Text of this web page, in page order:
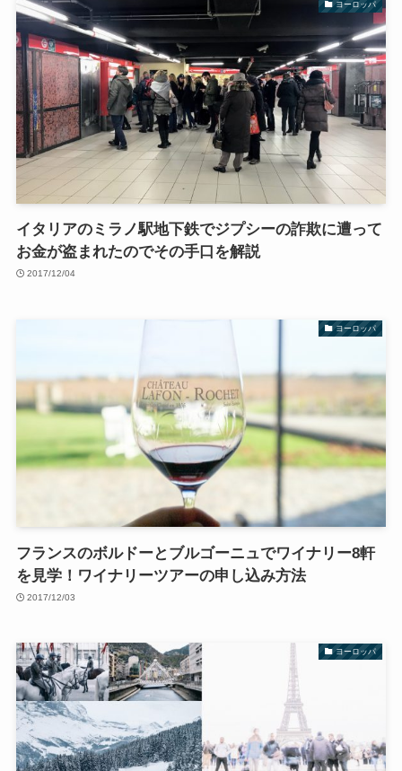
ヨーロッパ
イタリアのミラノ駅地下鉄でジプシーの詐欺に遭って
お金が盗まれたのでその手口を解説
2017/12/04
ヨーロッパ
フランスのボルドーとブルゴーニュでワイナリー8軒
を見学！ワイナリーツアーの申し込み方法
2017/12/03
ヨーロッパ